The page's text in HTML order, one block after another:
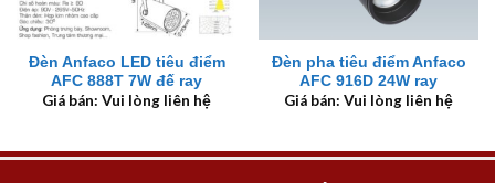
Đèn Anfaco LED tiêu điểm
AFC 888T 7W đế ray
Giá bán: Vui lòng liên hệ
Đèn pha tiêu điểm Anfaco
AFC 916D 24W ray
Giá bán: Vui lòng liên hệ